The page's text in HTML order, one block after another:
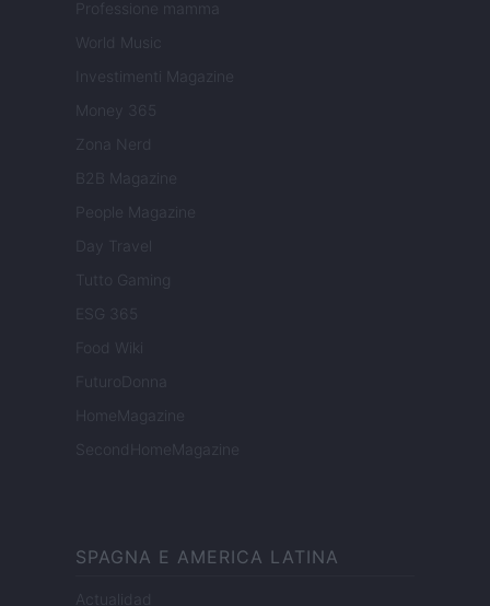
Professione mamma
World Music
Investimenti Magazine
Money 365
Zona Nerd
B2B Magazine
People Magazine
Day Travel
Tutto Gaming
ESG 365
Food Wiki
FuturoDonna
HomeMagazine
SecondHomeMagazine
SPAGNA E AMERICA LATINA
Actualidad